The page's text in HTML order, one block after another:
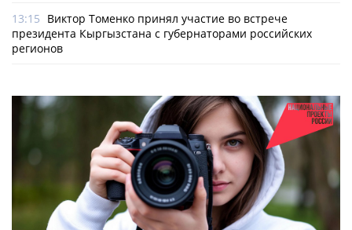
13:15 Виктор Томенко принял участие во встрече
президента Кыргызстана с губернаторами российских
регионов